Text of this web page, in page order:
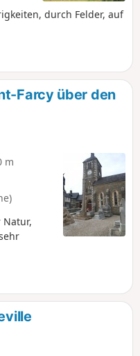
durch Felder, auf
Farcy über den
m
Natur,